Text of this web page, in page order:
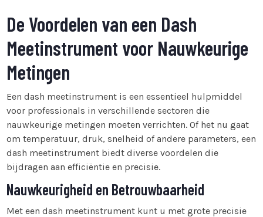
De Voordelen van een Dash
Meetinstrument voor Nauwkeurige
Metingen
Een dash meetinstrument is een essentieel hulpmiddel
voor professionals in verschillende sectoren die
nauwkeurige metingen moeten verrichten. Of het nu gaat
om temperatuur, druk, snelheid of andere parameters, een
dash meetinstrument biedt diverse voordelen die
bijdragen aan efficiëntie en precisie.
Nauwkeurigheid en Betrouwbaarheid
Met een dash meetinstrument kunt u met grote precisie